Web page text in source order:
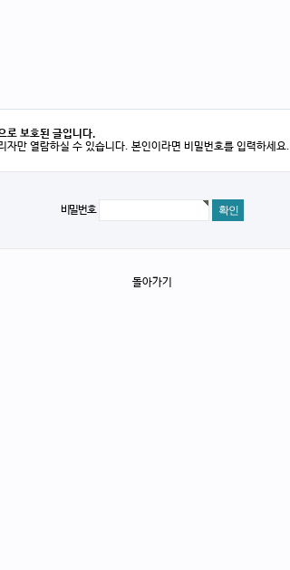
로 보호된 글입니다.
자만 열람하실 수 있습니다. 본인이라면 비밀번호를 입력하세요.
비밀번호
돌아가기